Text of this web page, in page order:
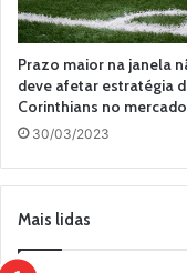
Prazo maior na janela
deve afetar estratégia
Corinthians no mercado
30/03/2023
Mais lidas